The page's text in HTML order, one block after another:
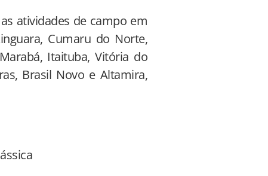
atividades de campo em
Cumaru do Norte,
Itaituba, Vitória do
Brasil Novo e Altamira,